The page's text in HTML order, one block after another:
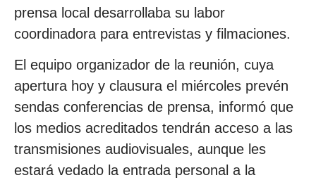
prensa local desarrollaba su labor
coordinadora para entrevistas y filmaciones.
El equipo organizador de la reunión, cuya
apertura hoy y clausura el miércoles prevén
sendas conferencias de prensa, informó que
los medios acreditados tendrán acceso a las
transmisiones audiovisuales, aunque les
estará vedado la entrada personal a la